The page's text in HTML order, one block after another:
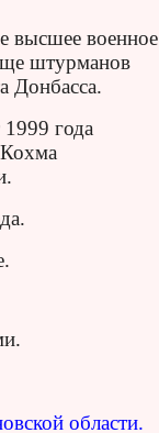
высшее военное
штурманов
Донбасса.
года
области.